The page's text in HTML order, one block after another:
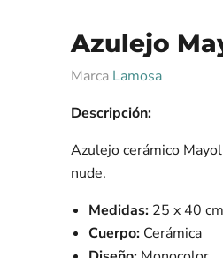
Azulejo
Marca Lamosa
Descripción:
Azulejo cerámico
nude.
Medidas: 25 x 40 cm
Cuerpo: Cerámica